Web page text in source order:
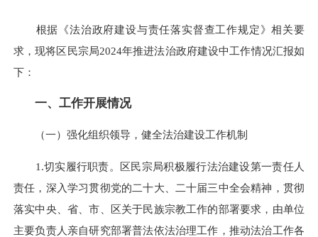
根据《法治政府建设与责任落实督查工作规定》相关要
求，现将区民宗局2024年推进法治政府建设中工作情况汇报如
下：
一、工作开展情况
（一）强化组织领导，健全法治建设工作机制
1.切实履行职责。区民宗局积极履行法治建设第一责任人
责任，深入学习贯彻党的二十大、二十届三中全会精神，贯彻
落实中央、省、市、区关于民族宗教工作的部署要求，由单位
主要负责人亲自研究部署普法依法治理工作，推动法治工作各